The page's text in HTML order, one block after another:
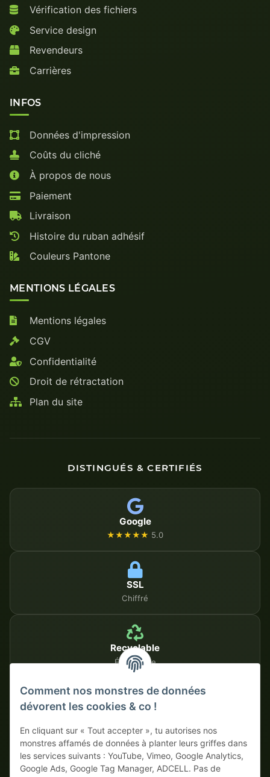
Vérification des fichiers
Service design
Revendeurs
Carrières
INFOS
Données d'impression
Coûts du cliché
À propos de nous
Paiement
Livraison
Histoire du ruban adhésif
Couleurs Pantone
MENTIONS LÉGALES
Mentions légales
CGV
Confidentialité
Droit de rétractation
Plan du site
DISTINGUÉS & CERTIFIÉS
Google
★★★★★ 5.0
SSL
Chiffré
Recyclable
Écologique
MÉTHODES DE PAIEMENT SÉCURISÉES
Sur facture Paiement anticipé avec escompte
Comment nos monstres de données
dévorent les cookies & co !
En cliquant sur « Tout accepter », tu autorises nos
monstres affamés de données à planter leurs griffes dans
les services suivants : YouTube, Vimeo, Google Analytics,
Google Ads, Google Tag Manager, ADCELL. Pas de